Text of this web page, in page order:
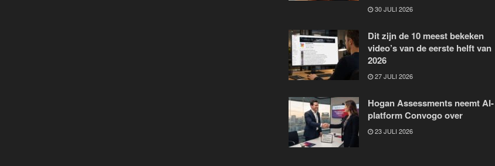
30 JULI 2026
Dit zijn de 10 meest bekeken
video’s van de eerste helft van
2026
27 JULI 2026
Hogan Assessments neemt AI-
platform Convogo over
23 JULI 2026